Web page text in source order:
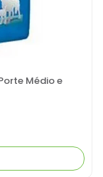
Médio e